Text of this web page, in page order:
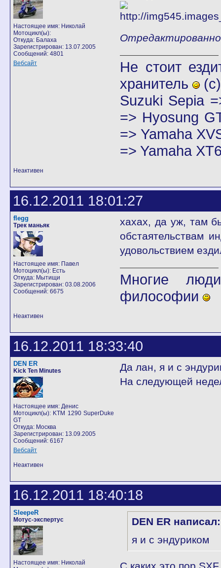
Настоящее имя: Николай
Мотоцикл(ы):
Откуда: Балаха
Зарегистрирован: 13.07.2005
Сообщений: 4801
Вебсайт
Отредактированно
Не стоит
хранитель
(с)
Suzuki Sepia
=> Hyosung
=> Yamaha
=> Yamaha
Неактивен
16.12.2011 18:01:27
flegg
Трек маньяк
Настоящее имя: Павел
Мотоцикл(ы): Есть
Откуда: Мытищи
Зарегистрирован: 03.08.2006
Сообщений: 6675
хахах, да уж, там
обстаятельствам
удовольствием
Многие
философии
Неактивен
16.12.2011 18:33:40
DEN ER
Kick Ten Minutes
Настоящее имя: Денис
Мотоцикл(ы): KTM 1290 SuperDuke
GT
Откуда: Москва
Зарегистрирован: 13.09.2005
Сообщений: 6167
Вебсайт
Да лан, я и с
На следующей
Неактивен
16.12.2011 18:40:18
SleepeR
Мотус-экспертус
Настоящее имя: Николай
DEN ER написал:
я и с эндуриком